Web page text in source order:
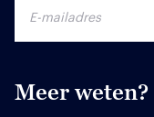
Meer weten?